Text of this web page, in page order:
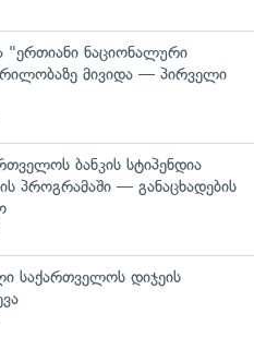
"ერთიანი ნაციონალური
მივიდა — პირველი
ბანკის სტიპენდია
პროგრამაში — განაცხადების
საქართველოს დიჯეის